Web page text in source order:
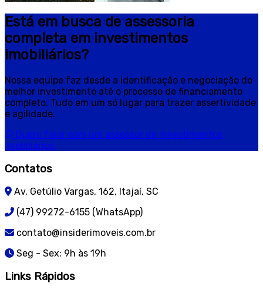
Está em busca de assessoria
completa em investimentos
imobiliários?
Nossa equipe faz desde a identificação e negociação do
melhor investimento até o processo de financiamento
completo. Tudo em um só lugar para trazer assertividade
e agilidade.
Quero falar com um assessor de investimentos
imobiliários.
Contatos
Av. Getúlio Vargas, 162, Itajaí, SC
(47) 99272-6155 (WhatsApp)
contato@insiderimoveis.com.br
Seg - Sex: 9h às 19h
Links Rápidos